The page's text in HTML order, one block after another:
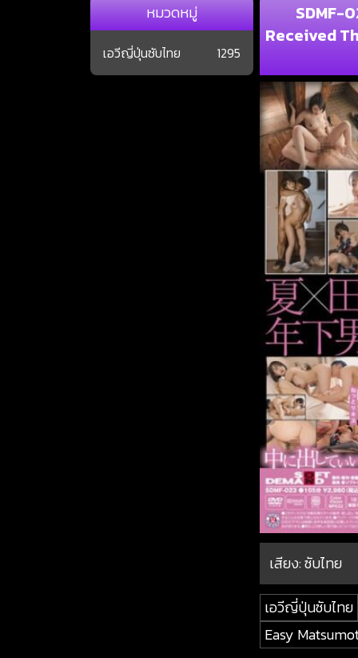
SDMF-
Received
เสียง: ซับไทย
เอวีญี่ปุ่นซับไทย
Easy
หมวดหมู่
เอวีญี่ปุ่นซับไทย 1295